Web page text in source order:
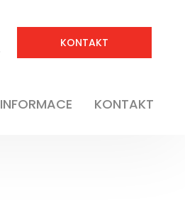
KONTAKT
INFORMACE KONTAKT